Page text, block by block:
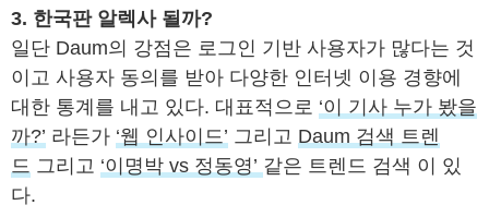
3. 한국판 알렉사 될까?
일단 Daum의 강점은 로그인 기반 사용자가 많다는 것
이고 사용자 동의를 받아 다양한 인터넷 이용 경향에
대한 통계를 내고 있다. 대표적으로 ‘이 기사 누가 봤을
까?’ 라든가 ‘웹 인사이드’ 그리고 Daum 검색 트렌
드 그리고 ‘이명박 vs 정동영’ 같은 트렌드 검색 이 있
다.